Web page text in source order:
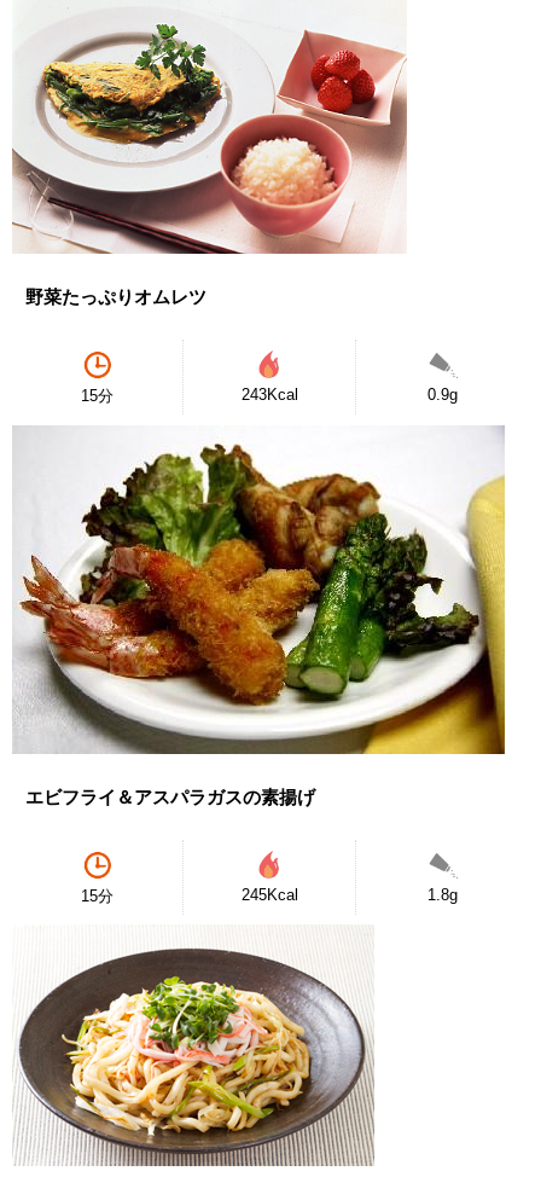
野菜たっぷりオムレツ
15分 243Kcal 0.9g
エビフライ＆アスパラガスの素揚げ
15分 245Kcal 1.8g